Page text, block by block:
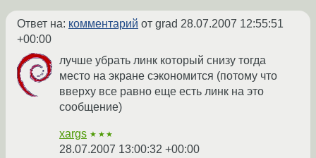
Ответ на: комментарий от grad 28.07.2007 12:55:51
+00:00
лучше убрать линк который снизу тогда
место на экране сэкономится (потому что
вверху все равно еще есть линк на это
сообщение)
xargs ★★★
28.07.2007 13:00:32 +00:00